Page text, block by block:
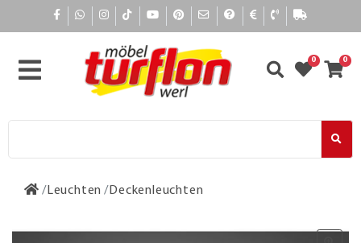
0 0
Leuchten Deckenleuchten